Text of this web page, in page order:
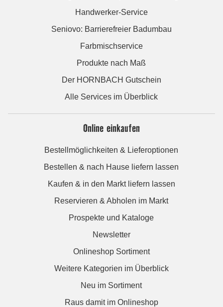
Handwerker-Service
Seniovo: Barrierefreier Badumbau
Farbmischservice
Produkte nach Maß
Der HORNBACH Gutschein
Alle Services im Überblick
Online einkaufen
Bestellmöglichkeiten & Lieferoptionen
Bestellen & nach Hause liefern lassen
Kaufen & in den Markt liefern lassen
Reservieren & Abholen im Markt
Prospekte und Kataloge
Newsletter
Onlineshop Sortiment
Weitere Kategorien im Überblick
Neu im Sortiment
Raus damit im Onlineshop